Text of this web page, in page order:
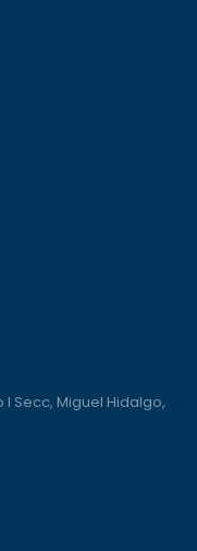
I Secc, Miguel Hidalgo,